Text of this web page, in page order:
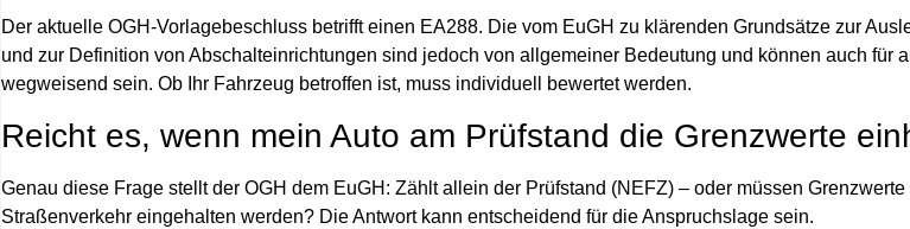
Der aktuelle OGH‑Vorlagebeschluss betrifft einen EA288. Die vom EuGH zu klärenden Grundsätze zur
und zur Definition von Abschalteinrichtungen sind jedoch von allgemeiner Bedeutung und können auch für
wegweisend sein. Ob Ihr Fahrzeug betroffen ist, muss individuell bewertet werden.
Reicht es, wenn mein Auto am Prüfstand die Grenzwerte
Genau diese Frage stellt der OGH dem EuGH: Zählt allein der Prüfstand (NEFZ) – oder müssen
Straßenverkehr eingehalten werden? Die Antwort kann entscheidend für die Anspruchslage sein.